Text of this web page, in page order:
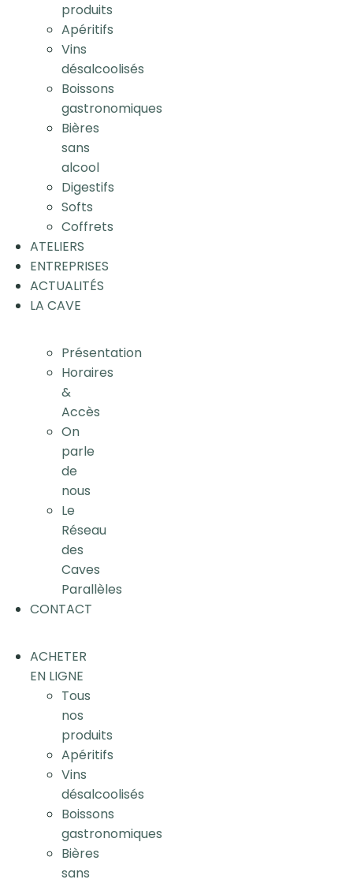
produits
Apéritifs
Vins
désalcoolisés
Boissons
gastronomiques
Bières
sans
alcool
Digestifs
Softs
Coffrets
ATELIERS
ENTREPRISES
ACTUALITÉS
LA CAVE
Présentation
Horaires
&
Accès
On
parle
de
nous
Le
Réseau
des
Caves
Parallèles
CONTACT
ACHETER
EN LIGNE
Tous
nos
produits
Apéritifs
Vins
désalcoolisés
Boissons
gastronomiques
Bières
sans